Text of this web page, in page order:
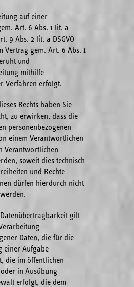
auf einer
Art. 6 Abs. 1 lit. a
9 Abs. 2 lit. a DSGVO
Vertrag gem. Art. 6 Abs. 1
und
mithilfe
Verfahren erfolgt.
Rechts haben Sie
zu erwirken, dass die
personenbezogenen
einem Verantwortlichen
Verantwortlichen
soweit dies technisch
und Rechte
dürfen hierdurch nicht
Datenübertragbarkeit gilt
Daten, die für die
einer Aufgabe
die im öffentlichen
oder in Ausübung
erfolgt, die dem